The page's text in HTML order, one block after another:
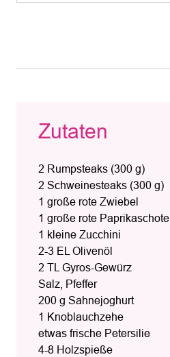
Zutaten
2 Rumpsteaks (300 g)
2 Schweinesteaks (300 g)
1 große rote Zwiebel
1 große rote Paprikaschote
1 kleine Zucchini
2-3 EL Olivenöl
2 TL Gyros-Gewürz
Salz, Pfeffer
200 g Sahnejoghurt
1 Knoblauchzehe
etwas frische Petersilie
4-8 Holzspieße